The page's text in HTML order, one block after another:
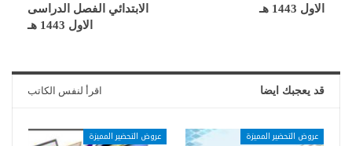
الاول 1443 هـ
الابتدائي الفصل الدراسى
الاول 1443 هـ
قد يعجبك ايضا اقرأ لنفس الكاتب
عروض التحضير المميزة عروض التحضير المميزة